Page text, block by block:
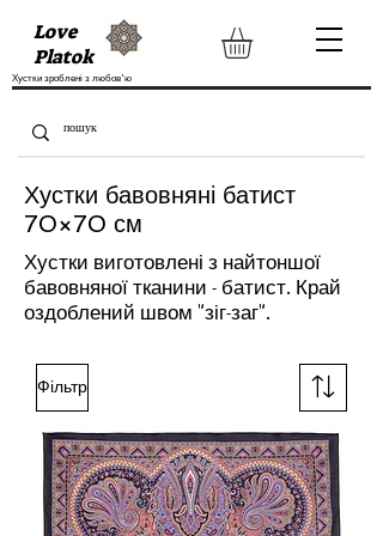
Love
Platok
Хустки зроблені з любов'ю
Хустки бавовняні батист
70×70 см
Хустки виготовлені з найтоншої
бавовняної тканини - батист. Край
оздоблений швом "зіг-заг".
Фільтр